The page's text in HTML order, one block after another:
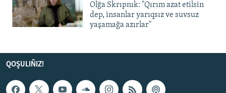
Olğa Skrıpnık: "Qırım azat etilsin
dep, insanlar yarıqsız ve suvsuz
yaşamağa azırlar"
QOŞULIÑIZ!